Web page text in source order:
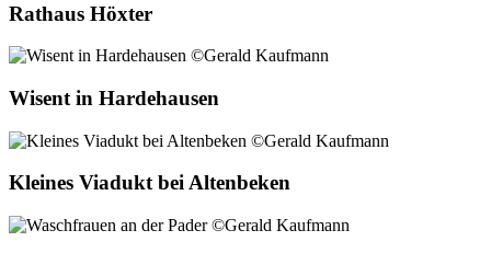
Rathaus Höxter
Wisent in Hardehausen
Kleines Viadukt bei Altenbeken